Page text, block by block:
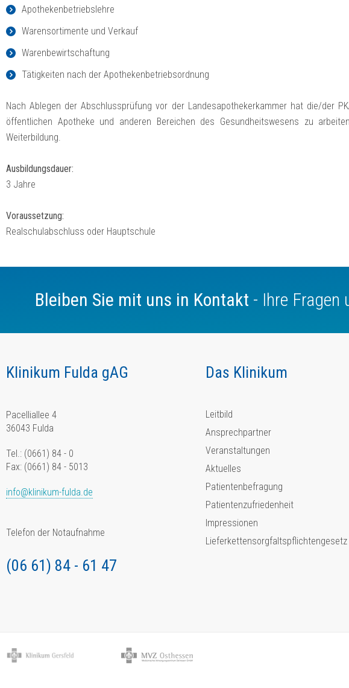
Apothekenbetriebslehre
Warensortimente und Verkauf
Warenbewirtschaftung
Tätigkeiten nach der Apothekenbetriebsordnung
Nach Ablegen der Abschlussprüfung vor der Landesapothekerkammer hat die/der
öffentlichen Apotheke und anderen Bereichen des Gesundheitswesens zu
Weiterbildung.
Ausbildungsdauer:
3 Jahre
Voraussetzung:
Realschulabschluss oder Hauptschule
Bleiben Sie mit uns in Kontakt - Ihre Fragen
Klinikum Fulda gAG
Pacelliallee 4
36043 Fulda
Tel.: (0661) 84 - 0
Fax: (0661) 84 - 5013
info@klinikum-fulda.de
Telefon der Notaufnahme
(06 61) 84 - 61 47
Das Klinikum
Leitbild
Ansprechpartner
Veranstaltungen
Aktuelles
Patientenbefragung
Patientenzufriedenheit
Impressionen
Lieferkettensorgfaltspflichtengesetz